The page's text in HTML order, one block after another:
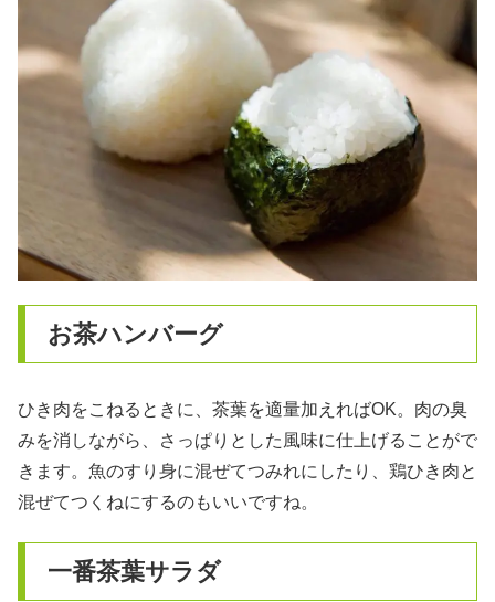
お茶ハンバーグ
ひき肉をこねるときに、茶葉を適量加えればOK。肉の臭
みを消しながら、さっぱりとした風味に仕上げることがで
きます。魚のすり身に混ぜてつみれにしたり、鶏ひき肉と
混ぜてつくねにするのもいいですね。
一番茶葉サラダ